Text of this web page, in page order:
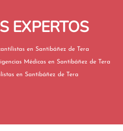
EXPERTOS
Mercantilistas en Santibáñez de Tera
Negligencias Médicas en Santibáñez de Tera
Penalistas en Santibáñez de Tera